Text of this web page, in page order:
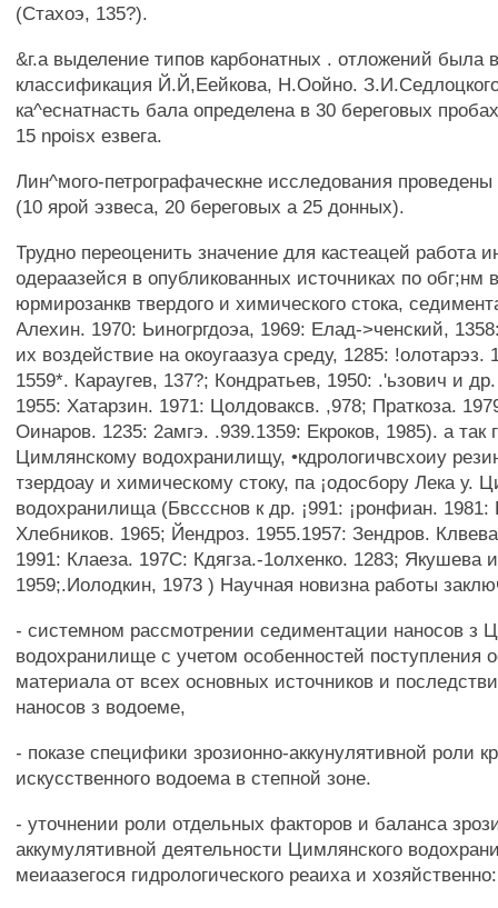
(Стахоэ, 135?).
&г.а выделение типов карбонатных . отложений была
классификация Й.Й,Еейкова, Н.Оойно.
ка^еснатнасть бала определена в 30 береговых
15 npoisx езвега.
Лин^мого-петрографаческне исследования
(10 ярой эзвеса, 20 береговых а 25 донных).
Трудно переоценить значение для кастеацей работа
одераазейся в опубликованных источниках по обг;нм
юрмирозанкв твердого и химического стока,
Алехин. 1970: Ьиногргдоэа, 1969: Елад->ченский,
их воздействие на окоугаазуа среду, 1285: !олотарэз.
1559*. Караугев, 137?; Кондратьев, 1950: .'ьзович и
1955: Хатарзин. 1971: Цолдоваксв. ,978; Праткоза.
Оинаров. 1235: 2амгэ. .939.1359: Екроков, 1985). а так
Цимлянскому водохранилищу, •кдрологичвсхоиу
тзердоау и химическому стоку, па ¡одосбору Лека у.
водохранилища (Бвссснов к др. ¡991: ¡ронфиан.
Хлебников. 1965; Йендроз. 1955.1957: Зендров.
1991: Клаеза. 197С: Кдягза.-1олхенко. 1283; Якушева
1959;.Иолодкин, 1973 ) Научная новизна работы
- системном рассмотрении седиментации наносов з
водохранилище с учетом особенностей поступления
материала от всех основных источников и
наносов з водоеме,
- показе специфики зрозионно-аккунулятивной роли
искусственного водоема в степной зоне.
- уточнении роли отдельных факторов и баланса
аккумулятивной деятельности Цимлянского
меиаазегося гидрологического реаиха и